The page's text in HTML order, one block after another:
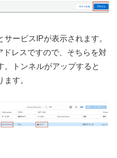
ービスIPが表示されます。
ドレスですので、そちらを対
。トンネルがアップすると
す。